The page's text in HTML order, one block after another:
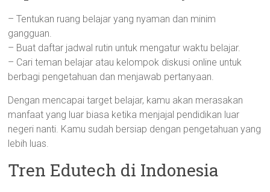
– Tentukan ruang belajar yang nyaman dan minim
gangguan.
– Buat daftar jadwal rutin untuk mengatur waktu belajar.
– Cari teman belajar atau kelompok diskusi online untuk
berbagi pengetahuan dan menjawab pertanyaan.
Dengan mencapai target belajar, kamu akan merasakan
manfaat yang luar biasa ketika menjajal pendidikan luar
negeri nanti. Kamu sudah bersiap dengan pengetahuan yang
lebih luas.
Tren Edutech di Indonesia